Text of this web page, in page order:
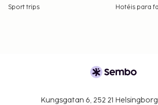
Sport trips Hotéis para
Kungsgatan 6, 252 21